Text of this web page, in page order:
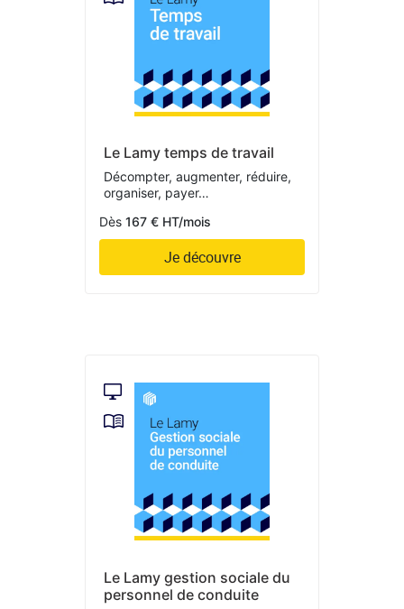
Le Lamy temps de travail
Décompter, augmenter, réduire,
organiser, payer…
Dès 167 € HT/mois
Je découvre
Le Lamy gestion sociale du
personnel de conduite